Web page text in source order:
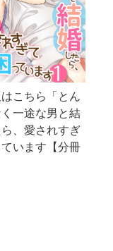
こちら「とん
一途な男と結
、愛されすぎ
います【分冊